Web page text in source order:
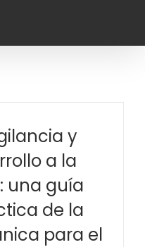
y
a la
una guía
de la
para el